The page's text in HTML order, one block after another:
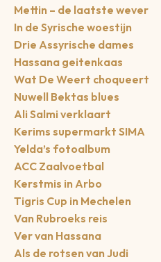
Mettin – de laatste wever
In de Syrische woestijn
Drie Assyrische dames
Hassana geitenkaas
Wat De Weert choqueert
Nuwell Bektas blues
Ali Salmi verklaart
Kerims supermarkt SIMA
Yelda’s fotoalbum
ACC Zaalvoetbal
Kerstmis in Arbo
Tigris Cup in Mechelen
Van Rubroeks reis
Ver van Hassana
Als de rotsen van Judi